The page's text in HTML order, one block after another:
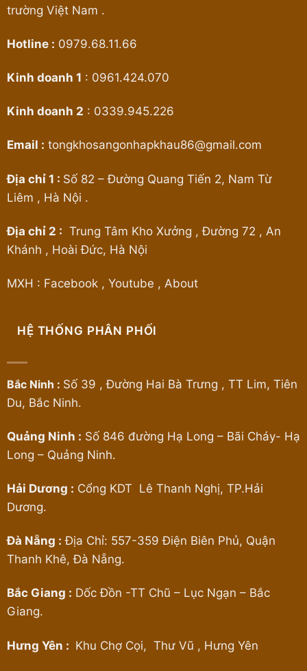
trường Việt Nam .
Hotline : 0979.68.11.66
Kinh doanh 1 : 0961.424.070
Kinh doanh 2 : 0339.945.226
Email : tongkhosangonhapkhau86@gmail.com
Địa chỉ 1 : Số 82 – Đường Quang Tiến 2, Nam Từ
Liêm , Hà Nội .
Địa chỉ 2 : Trung Tâm Kho Xưởng , Đường 72 , An
Khánh , Hoài Đức, Hà Nội
MXH : Facebook , Youtube , About
HỆ THỐNG PHÂN PHỐI
Bắc Ninh : Số 39 , Đường Hai Bà Trưng , TT Lim, Tiên
Du, Bắc Ninh.
Quảng Ninh : Số 846 đường Hạ Long – Bãi Cháy- Hạ
Long – Quảng Ninh.
Hải Dương : Cổng KDT Lê Thanh Nghị, TP.Hải
Dương.
Đà Nẵng : Địa Chỉ: 557-359 Điện Biên Phủ, Quận
Thanh Khê, Đà Nẵng.
Bắc Giang : Dốc Đồn -TT Chũ – Lục Ngạn – Bắc
Giang.
Hưng Yên : Khu Chợ Cọi, Thư Vũ , Hưng Yên